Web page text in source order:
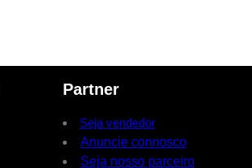
Partner
Seja vendedor
Anuncie connosco
Seja nosso parceiro